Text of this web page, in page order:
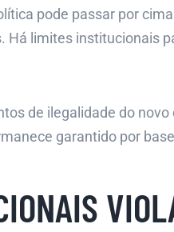
pode passar por
Há limites institucionais
de ilegalidade do novo
garantido por